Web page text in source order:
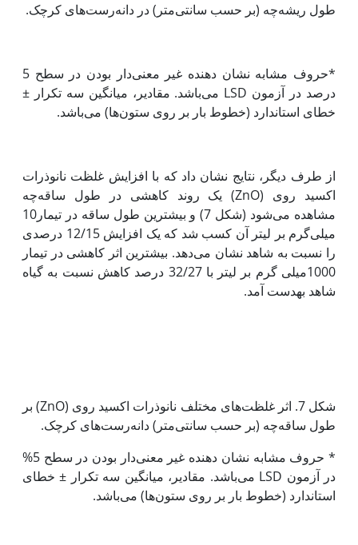
طول ریشه‌چه (بر حسب سانتی‌متر) در دانه‌رست‌های کرچک.
*حروف مشابه نشان دهنده غیر معنی‌دار بودن در سطح 5
درصد در آزمون LSD می‌باشد. مقادیر، میانگین سه تکرار ±
خطای استاندارد (خطوط بار بر روی ستون‌ها) می‌باشد.
از طرف دیگر، نتایج نشان داد که با افزایش غلظت نانوذرات
اکسید روی (ZnO) یک روند کاهشی در طول ساقه‌چه
مشاهده می‌شود (شکل 7) و بیشترین طول ساقه در تیمار10
میلی‌گرم بر لیتر آن کسب شد که یک افزایش 12/15 درصدی
را نسبت به شاهد نشان می‌دهد. بیشترین اثر کاهشی در تیمار
1000میلی گرم بر لیتر با 32/27 درصد کاهش نسبت به گیاه
شاهد به‫دست آمد.
شکل 7. اثر غلظت‌های مختلف نانوذرات اکسید روی (ZnO) بر
طول ساقه‌چه (بر حسب سانتی‌متر) دانه‌رست‌های کرچک.
* حروف مشابه نشان دهنده غیر معنی‌دار بودن در سطح 5%
در آزمون LSD می‌باشد. مقادیر، میانگین سه تکرار ± خطای
استاندارد (خطوط بار بر روی ستون‌ها) می‌باشد.